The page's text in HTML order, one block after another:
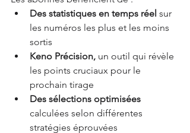
Des statistiques en temps réel sur
les numéros les plus et les moins
sortis
Keno Précision, un outil qui révèle
les points cruciaux pour le
prochain tirage
Des sélections optimisées
calculées selon différentes
stratégies éprouvées